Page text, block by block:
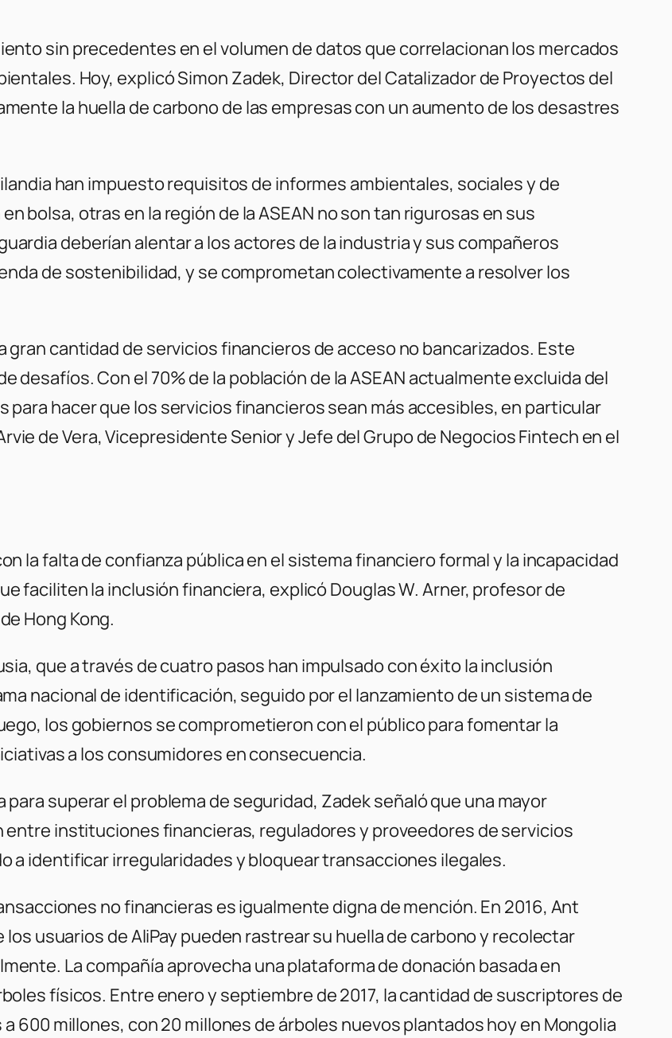
sin precedentes en el volumen de datos que correlacionan los mercados
Hoy, explicó Simon Zadek, Director del Catalizador de Proyectos del
la huella de carbono de las empresas con un aumento de los desastres
han impuesto requisitos de informes ambientales, sociales y de
bolsa, otras en la región de la ASEAN no son tan rigurosas en sus
deberían alentar a los actores de la industria y sus compañeros
de sostenibilidad, y se comprometan colectivamente a resolver los
gran cantidad de servicios financieros de acceso no bancarizados. Este
desafíos. Con el 70% de la población de la ASEAN actualmente excluida del
hacer que los servicios financieros sean más accesibles, en particular
de Vera, Vicepresidente Senior y Jefe del Grupo de Negocios Fintech en el
la falta de confianza pública en el sistema financiero formal y la incapacidad
faciliten la inclusión financiera, explicó Douglas W. Arner, profesor de
Hong Kong.
que a través de cuatro pasos han impulsado con éxito la inclusión
nacional de identificación, seguido por el lanzamiento de un sistema de
los gobiernos se comprometieron con el público para fomentar la
a los consumidores en consecuencia.
superar el problema de seguridad, Zadek señaló que una mayor
instituciones financieras, reguladores y proveedores de servicios
a identificar irregularidades y bloquear transacciones ilegales.
no financieras es igualmente digna de mención. En 2016, Ant
usuarios de AliPay pueden rastrear su huella de carbono y recolectar
La compañía aprovecha una plataforma de donación basada en
físicos. Entre enero y septiembre de 2017, la cantidad de suscriptores de
600 millones, con 20 millones de árboles nuevos plantados hoy en Mongolia